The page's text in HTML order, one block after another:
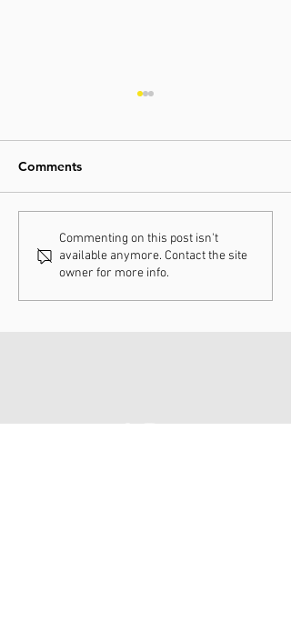
07-07-2024 / 14-07-
2024 Giro d’Italia
Comments
Commenting on this post isn't
available anymore. Contact the site
owner for more info.